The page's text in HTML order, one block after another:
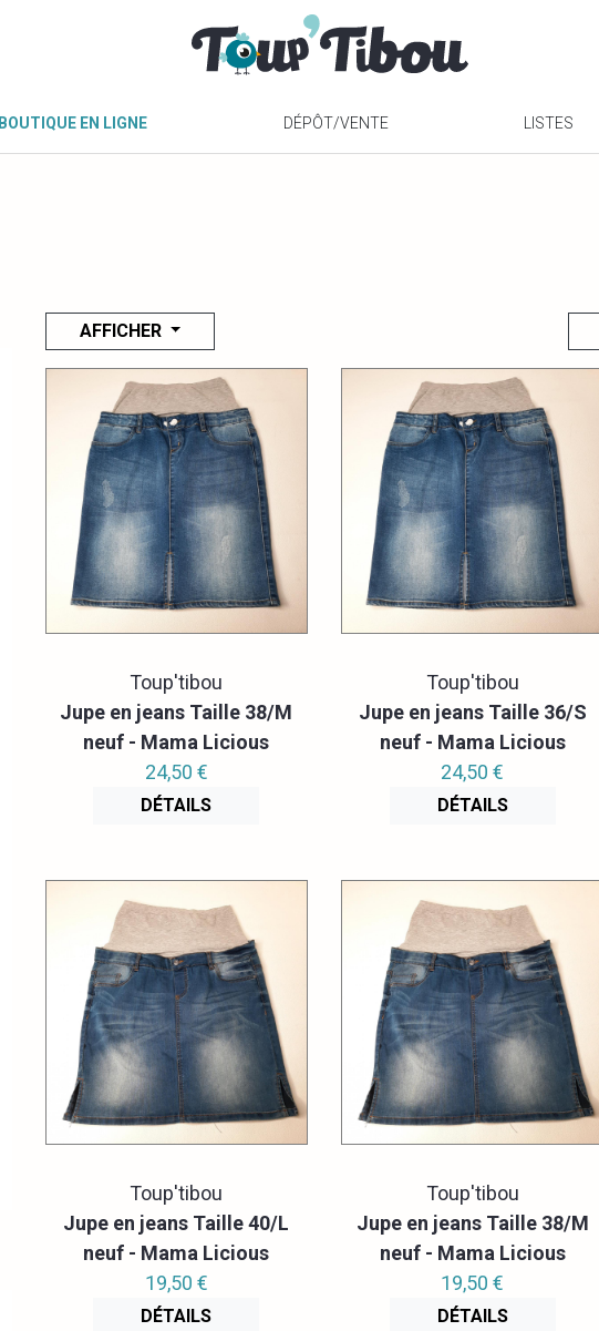
BOUTIQUE EN LIGNE DÉPÔT/VENTE LISTES
AFFICHER
Toup'tibou
Jupe en jeans Taille 38/M
neuf - Mama Licious
24,50 €
DÉTAILS
Toup'tibou
Jupe en jeans Taille 36/S
neuf - Mama Licious
24,50 €
DÉTAILS
Toup'tibou
Jupe en jeans Taille 40/L
neuf - Mama Licious
19,50 €
DÉTAILS
Toup'tibou
Jupe en jeans Taille 38/M
neuf - Mama Licious
19,50 €
DÉTAILS